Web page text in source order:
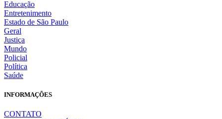
Educação
Entretenimento
Estado de São Paulo
Geral
Justiça
Mundo
Policial
Política
Saúde
INFORMAÇÕES
CONTATO